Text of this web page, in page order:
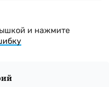
и нажмите